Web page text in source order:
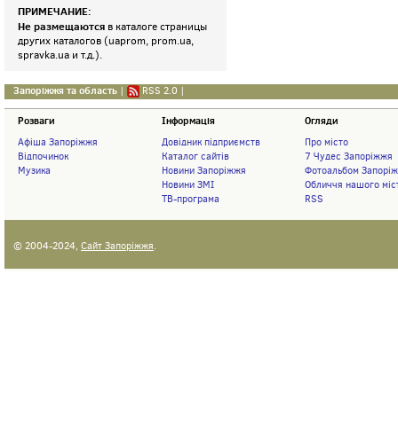
ПРИМЕЧАНИЕ:
Не размещаются в каталоге страницы
других каталогов (uaprom, prom.ua,
spravka.ua и т.д.).
Запоріжжя та область | RSS 2.0 |
Розваги
Афіша Запоріжжя
Відпочинок
Музика
Інформація
Довідник підприємств
Каталог сайтів
Новини Запоріжжя
Новини ЗМІ
ТВ-програма
Огляди
Про місто
7 Чудес Запоріжжя
Фотоальбом
Обличчя нашого
RSS
© 2004-2024, Сайт Запоріжжя.